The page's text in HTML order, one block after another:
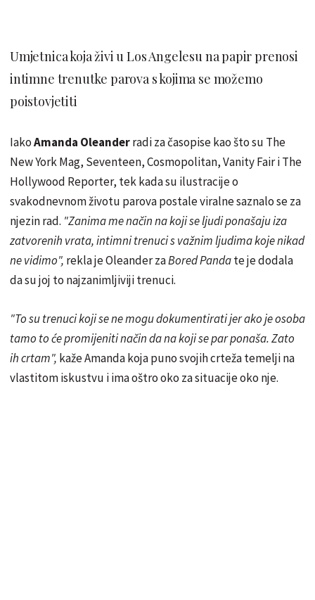
Umjetnica koja živi u Los Angelesu na papir prenosi
intimne trenutke parova s kojima se možemo
poistovjetiti
IakoAmanda Oleanderradi za časopise kao što su The
New York Mag, Seventeen, Cosmopolitan, Vanity Fair i The
Hollywood Reporter, tek kada su ilustracije o
svakodnevnom životu parova postale viralne saznalo se za
njezin rad. "Zanima me način na koji se ljudi ponašaju iza
zatvorenih vrata, intimni trenuci s važnim ljudima koje nikad
ne vidimo", rekla je Oleander zaBored Pandate je dodala
da su joj to najzanimljiviji trenuci.
"To su trenuci koji se ne mogu dokumentirati jer ako je osoba
tamo to će promijeniti način da na koji se par ponaša. Zato
ih crtam", kaže Amanda koja puno svojih crteža temelji na
vlastitom iskustvu i ima oštro oko za situacije oko nje.